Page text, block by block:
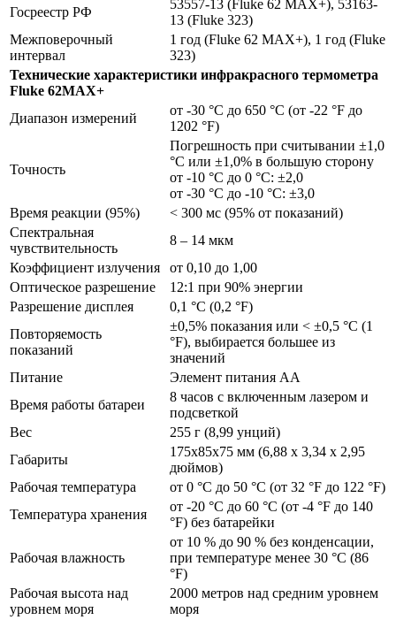
Госреестр РФ
53557-13 (Fluke 62 MAX+), 53163-
13 (Fluke 323)
Межповерочный
интервал
1 год (Fluke 62 MAX+), 1 год (Fluke
323)
Технические характеристики инфракрасного термометра
Fluke 62MAX+
Диапазон измерений
от -30 °C до 650 °C (от -22 °F до
1202 °F)
Точность
Погрешность при считывании ±1,0
°C или ±1,0% в большую сторону
от -10 °C до 0 °C: ±2,0
от -30 °C до -10 °C: ±3,0
Время реакции (95%)
< 300 мс (95% от показаний)
Спектральная
чувствительность
8 – 14 мкм
Коэффициент излучения
от 0,10 до 1,00
Оптическое разрешение
12:1 при 90% энергии
Разрешение дисплея
0,1 °C (0,2 °F)
Повторяемость
показаний
±0,5% показания или < ±0,5 °C (1
°F), выбирается большее из
значений
Питание
Элемент питания АА
Время работы батареи
8 часов с включенным лазером и
подсветкой
Вес
255 г (8,99 унций)
Габариты
175x85x75 мм (6,88 x 3,34 x 2,95
дюймов)
Рабочая температура
от 0 °C до 50 °C (от 32 °F до 122 °F)
Температура хранения
от -20 °C до 60 °C (от -4 °F до 140
°F) без батарейки
Рабочая влажность
от 10 % до 90 % без конденсации,
при температуре менее 30 °C (86
°F)
Рабочая высота над
уровнем моря
2000 метров над средним уровнем
моря